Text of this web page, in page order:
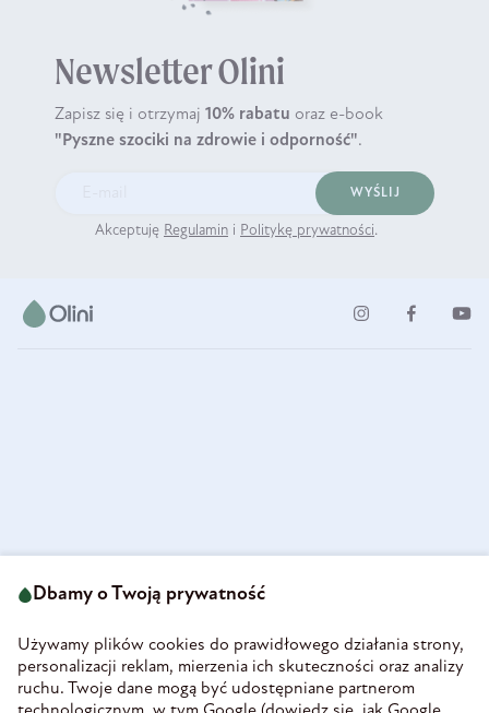
Newsletter Olini
Zapisz się i otrzymaj 10% rabatu oraz e-book
"Pyszne szociki na zdrowie i odporność".
WYŚLIJ
Akceptuję Regulamin i Politykę prywatności.
58-160 Świebodzice
REGON 890213034
INFORMACJE
Dbamy o Twoją prywatność
Używamy plików cookies do prawidłowego działania strony,
personalizacji reklam, mierzenia ich skuteczności oraz analizy
ruchu. Twoje dane mogą być udostępniane partnerom